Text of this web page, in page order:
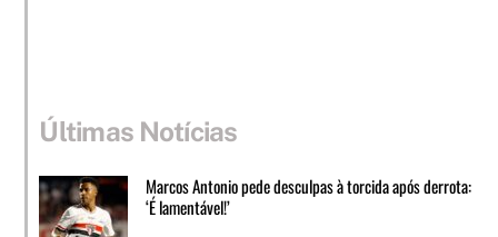
Últimas Notícias
Marcos Antonio pede desculpas à torcida após derrota:
‘É lamentável!’